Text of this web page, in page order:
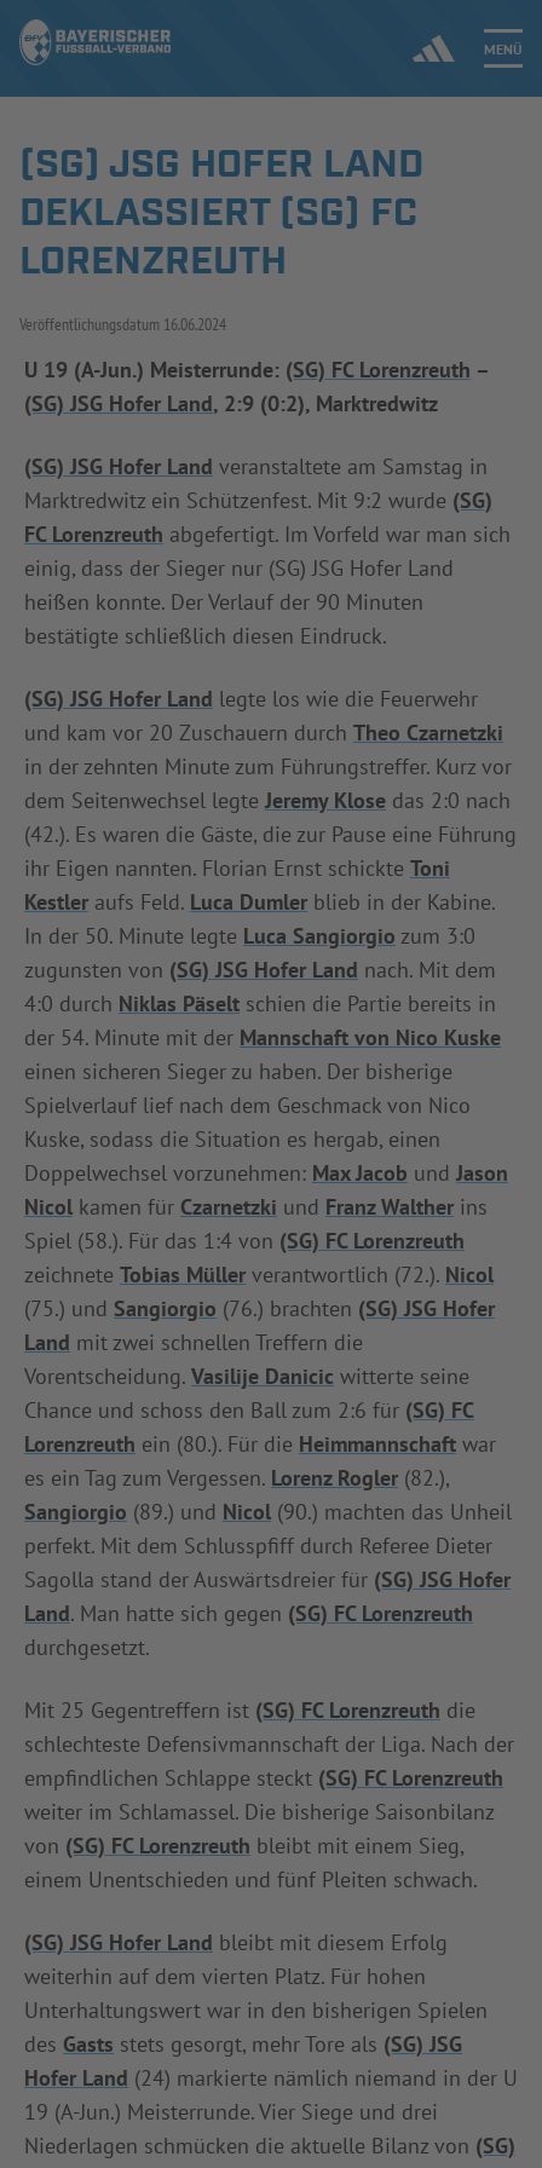
MENÜ
Jetzt einloggen
ERGEBNISSE & WETTBEWERBE
SPIELBETRIEB & VERBANDSLEBEN
AUSBILDUNG & FÖRDERUNG
DER VERBAND
INFOTHEK SPIELPLUS
(SG) JSG HOFER LAND
DEKLASSIERT (SG) FC
LORENZREUTH
Veröffentlichungsdatum 16.06.2024
U 19 (A-Jun.) Meisterrunde: (SG) FC Lorenzreuth –
(SG) JSG Hofer Land, 2:9 (0:2), Marktredwitz
(SG) JSG Hofer Land veranstaltete am Samstag in
Marktredwitz ein Schützenfest. Mit 9:2 wurde (SG)
FC Lorenzreuth abgefertigt. Im Vorfeld war man sich
einig, dass der Sieger nur (SG) JSG Hofer Land
heißen konnte. Der Verlauf der 90 Minuten
bestätigte schließlich diesen Eindruck.
(SG) JSG Hofer Land legte los wie die Feuerwehr
und kam vor 20 Zuschauern durch Theo Czarnetzki
in der zehnten Minute zum Führungstreffer. Kurz vor
dem Seitenwechsel legte Jeremy Klose das 2:0 nach
(42.). Es waren die Gäste, die zur Pause eine Führung
ihr Eigen nannten. Florian Ernst schickte Toni
Kestler aufs Feld. Luca Dumler blieb in der Kabine.
In der 50. Minute legte Luca Sangiorgio zum 3:0
zugunsten von (SG) JSG Hofer Land nach. Mit dem
4:0 durch Niklas Päselt schien die Partie bereits in
der 54. Minute mit der Mannschaft von Nico Kuske
einen sicheren Sieger zu haben. Der bisherige
Spielverlauf lief nach dem Geschmack von Nico
Kuske, sodass die Situation es hergab, einen
Doppelwechsel vorzunehmen: Max Jacob und Jason
Nicol kamen für Czarnetzki und Franz Walther ins
Spiel (58.). Für das 1:4 von (SG) FC Lorenzreuth
zeichnete Tobias Müller verantwortlich (72.). Nicol
(75.) und Sangiorgio (76.) brachten (SG) JSG Hofer
Land mit zwei schnellen Treffern die
Vorentscheidung. Vasilije Danicic witterte seine
Chance und schoss den Ball zum 2:6 für (SG) FC
Lorenzreuth ein (80.). Für die Heimmannschaft war
es ein Tag zum Vergessen. Lorenz Rogler (82.),
Sangiorgio (89.) und Nicol (90.) machten das Unheil
perfekt. Mit dem Schlusspfiff durch Referee Dieter
Sagolla stand der Auswärtsdreier für (SG) JSG Hofer
Land. Man hatte sich gegen (SG) FC Lorenzreuth
durchgesetzt.
Mit 25 Gegentreffern ist (SG) FC Lorenzreuth die
schlechteste Defensivmannschaft der Liga. Nach der
empfindlichen Schlappe steckt (SG) FC Lorenzreuth
weiter im Schlamassel. Die bisherige Saisonbilanz
von (SG) FC Lorenzreuth bleibt mit einem Sieg,
einem Unentschieden und fünf Pleiten schwach.
(SG) JSG Hofer Land bleibt mit diesem Erfolg
weiterhin auf dem vierten Platz. Für hohen
Unterhaltungswert war in den bisherigen Spielen
des Gasts stets gesorgt, mehr Tore als (SG) JSG
Hofer Land (24) markierte nämlich niemand in der U
19 (A-Jun.) Meisterrunde. Vier Siege und drei
Niederlagen schmücken die aktuelle Bilanz von (SG)